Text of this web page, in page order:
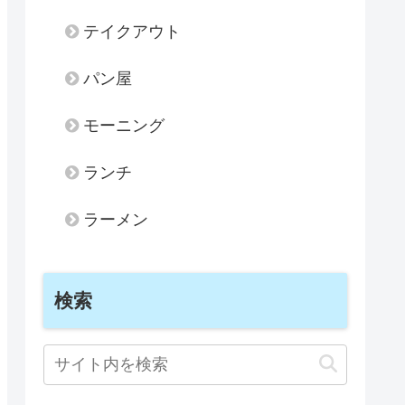
テイクアウト
パン屋
モーニング
ランチ
ラーメン
検索